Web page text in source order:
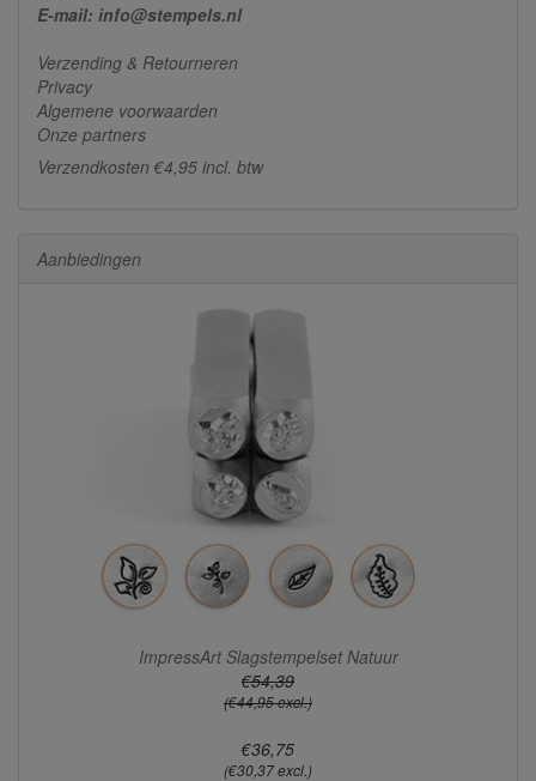
E-mail: info@stempels.nl
Verzending & Retourneren
Privacy
Algemene voorwaarden
Onze partners
Verzendkosten €4,95 incl. btw
Aanbiedingen
ImpressArt Slagstempelset Natuur
€54,39
(€44,95 excl.)
€36,75
(€30,37 excl.)